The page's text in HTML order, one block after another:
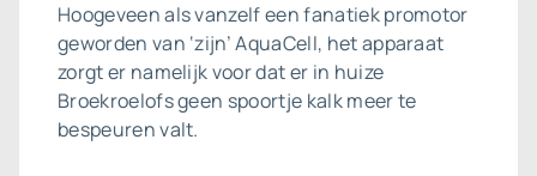
Hoogeveen als vanzelf een fanatiek promotor
geworden van ‘zijn’ AquaCell, het apparaat
zorgt er namelijk voor dat er in huize
Broekroelofs geen spoortje kalk meer te
bespeuren valt.